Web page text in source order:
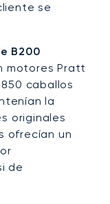
se
B200
motores Pratt
caballos
la
originales
ofrecían un
de